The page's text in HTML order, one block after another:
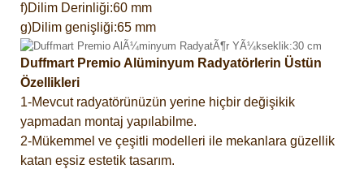
f)Dilim Derinliği:60 mm
g)Dilim genişliği:65 mm
Duffmart Premio Alüminyum Radyatörlerin Üstün
Özellikleri
1-Mevcut radyatörünüzün yerine hiçbir değişikik
yapmadan montaj yapılabilme.
2-Mükemmel ve çeşitli modelleri ile mekanlara güzellik
katan eşsiz estetik tasarım.